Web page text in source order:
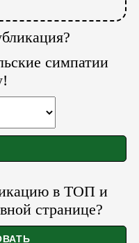
симпатии
в ТОП и
странице?